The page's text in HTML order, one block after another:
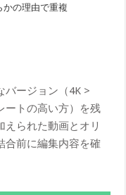
かの理由で重複
バージョン（4K >
ートの高い方）を残
えられた動画とオリ
合前に編集内容を確